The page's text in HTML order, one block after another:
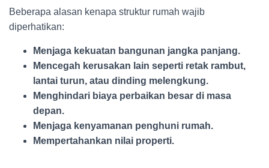
Beberapa alasan kenapa struktur rumah wajib
diperhatikan:
Menjaga kekuatan bangunan jangka panjang.
Mencegah kerusakan lain seperti retak rambut,
lantai turun, atau dinding melengkung.
Menghindari biaya perbaikan besar di masa
depan.
Menjaga kenyamanan penghuni rumah.
Mempertahankan nilai properti.